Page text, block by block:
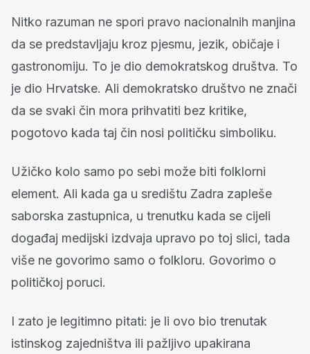
Nitko razuman ne spori pravo nacionalnih manjina
da se predstavljaju kroz pjesmu, jezik, običaje i
gastronomiju. To je dio demokratskog društva. To
je dio Hrvatske. Ali demokratsko društvo ne znači
da se svaki čin mora prihvatiti bez kritike,
pogotovo kada taj čin nosi političku simboliku.
Užičko kolo samo po sebi može biti folklorni
element. Ali kada ga u središtu Zadra zapleše
saborska zastupnica, u trenutku kada se cijeli
događaj medijski izdvaja upravo po toj slici, tada
više ne govorimo samo o folkloru. Govorimo o
političkoj poruci.
I zato je legitimno pitati: je li ovo bio trenutak
istinskog zajedništva ili pažljivo upakirana